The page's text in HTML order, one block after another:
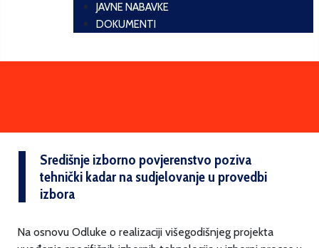
JAVNE NABAVKE
DOKUMENTI
Središnje izborno povjerenstvo poziva
tehnički kadar na sudjelovanje u provedbi
izbora
Na osnovu Odluke o realizaciji višegodišnjeg projekta